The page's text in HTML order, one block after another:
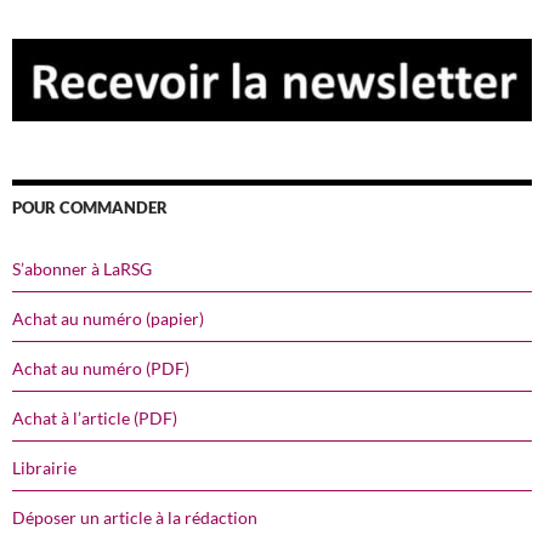
POUR COMMANDER
S’abonner à LaRSG
Achat au numéro (papier)
Achat au numéro (PDF)
Achat à l’article (PDF)
Librairie
Déposer un article à la rédaction